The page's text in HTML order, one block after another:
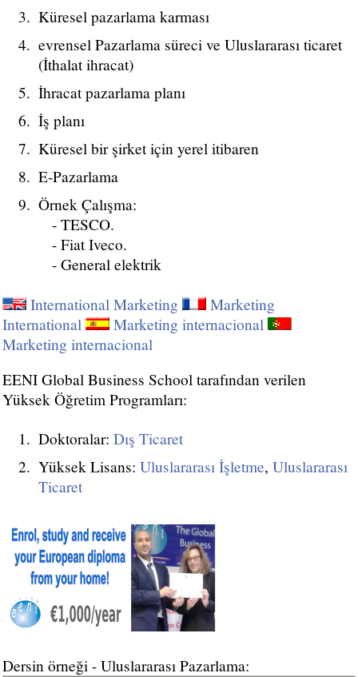
Küresel pazarlama karması
evrensel Pazarlama süreci ve Uluslararası ticaret
(İthalat ihracat)
İhracat pazarlama planı
İş planı
Küresel bir şirket için yerel itibaren
E-Pazarlama
Örnek Çalışma:
- TESCO.
- Fiat Iveco.
- General elektrik
International Marketing
Marketing
International
Marketing internacional
Marketing internacional
EENI Global Business School tarafından verilen
Yüksek Öğretim Programları:
Doktoralar: Dış Ticaret
Yüksek Lisans: Uluslararası İşletme, Uluslararası
Ticaret
Dersin örneği - Uluslararası Pazarlama: